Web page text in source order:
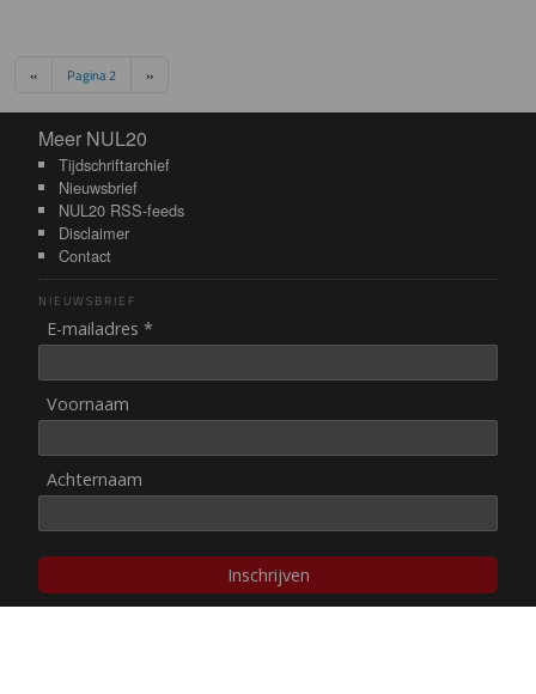
Paginering
Vorige pagina
‹‹ Pagina 2 Volgende pagina
››
Meer NUL20
Meer NUL20
Tijdschriftarchief
Nieuwsbrief
NUL20 RSS-feeds
Disclaimer
Contact
NIEUWSBRIEF
E-mailadres *
Voornaam
Achternaam
Inschrijven